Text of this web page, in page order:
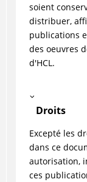
soient
distribuer,
publications
des oeuvres
d'HCL.
Droits
Excepté les
dans ce
autorisation,
ces